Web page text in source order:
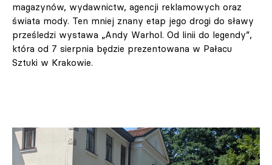
magazynów, wydawnictw, agencji reklamowych oraz
świata mody. Ten mniej znany etap jego drogi do sławy
prześledzi wystawa „Andy Warhol. Od linii do legendy”,
która od 7 sierpnia będzie prezentowana w Pałacu
Sztuki w Krakowie.